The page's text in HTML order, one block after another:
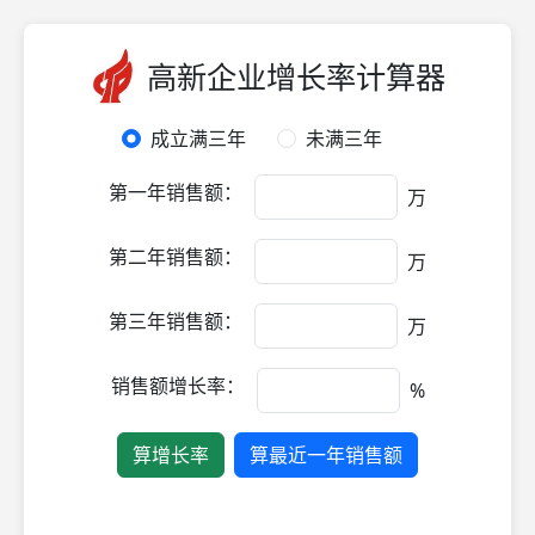
高新企业增长率计算器
成立满三年 未满三年
第一年销售额： 万
第二年销售额： 万
第三年销售额： 万
销售额增长率： %
算增长率 算最近一年销售额